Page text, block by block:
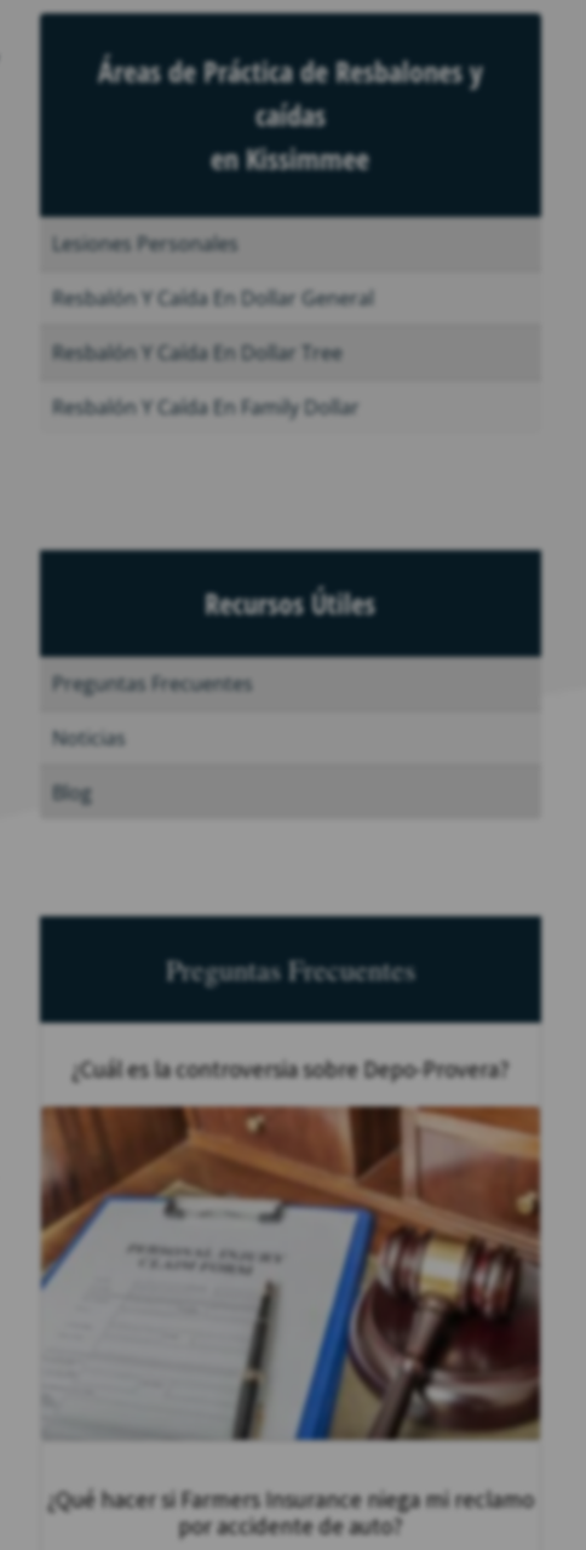
Áreas de Práctica de Resbalones y
caídas
en Kissimmee
Lesiones Personales
Resbalón Y Caída En Dollar General
Resbalón Y Caída En Dollar Tree
Resbalón Y Caída En Family Dollar
Recursos Útiles
Preguntas Frecuentes
Noticias
Blog
Preguntas Frecuentes
¿Cuál es la controversia sobre Depo-Provera?
¿Qué hacer si Farmers Insurance niega mi reclamo
por accidente de auto?